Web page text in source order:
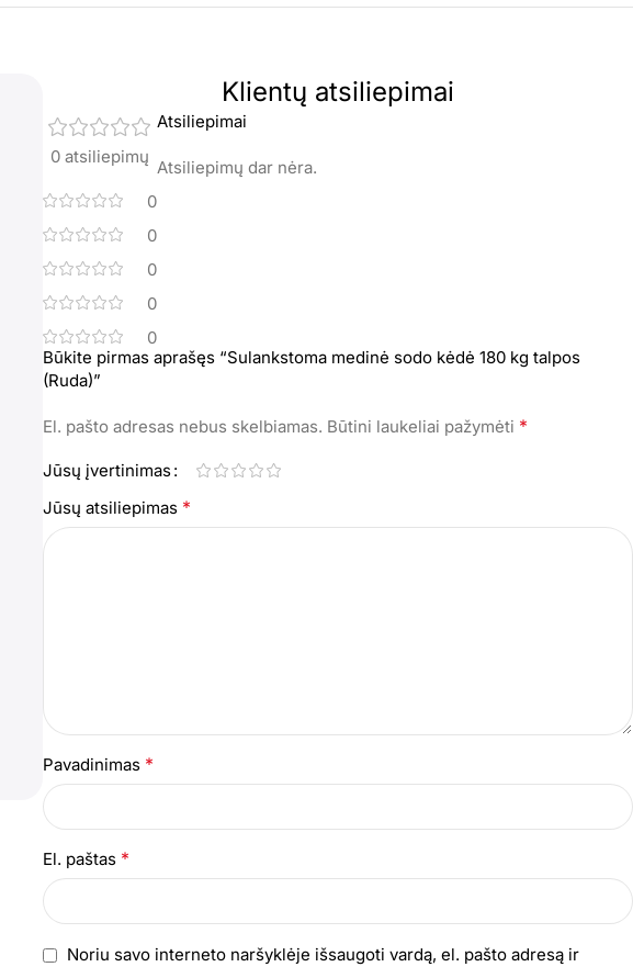
Klientų atsiliepimai
0 atsiliepimų
0
0
0
0
0
Atsiliepimai
Atsiliepimų dar nėra.
Būkite pirmas aprašęs “Sulankstoma medinė sodo kėdė 180 kg talpos
(Ruda)”
El. pašto adresas nebus skelbiamas. Būtini laukeliai pažymėti *
Jūsų įvertinimas
Jūsų atsiliepimas *
Pavadinimas *
El. paštas *
Noriu savo interneto naršyklėje išsaugoti vardą, el. pašto adresą ir